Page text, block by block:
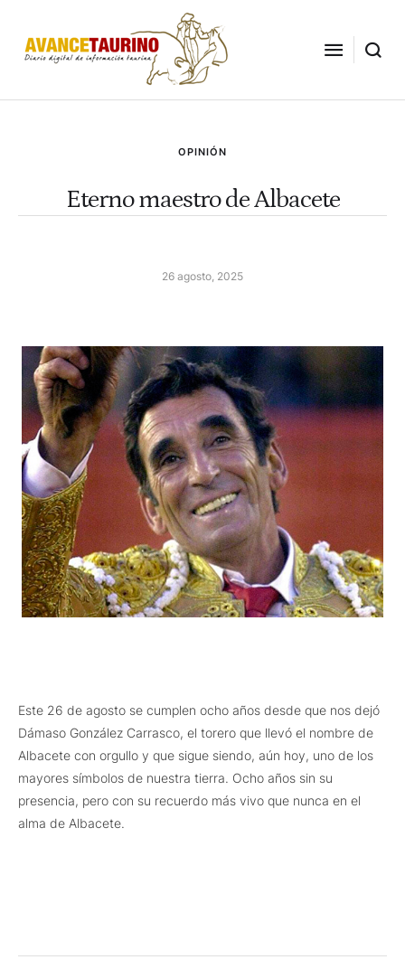
OPINIÓN
Eterno maestro de Albacete
26 agosto, 2025
Este 26 de agosto se cumplen ocho años desde que nos dejó
Dámaso González Carrasco, el torero que llevó el nombre de
Albacete con orgullo y que sigue siendo, aún hoy, uno de los
mayores símbolos de nuestra tierra. Ocho años sin su
presencia, pero con su recuerdo más vivo que nunca en el
alma de Albacete.